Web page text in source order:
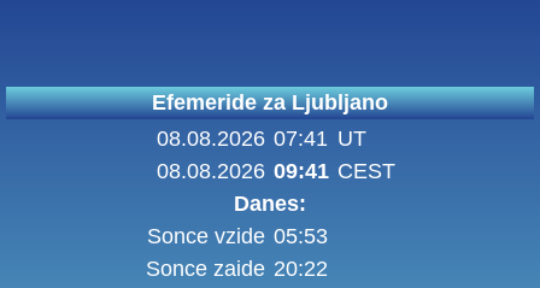
Efemeride za Ljubljano
08.08.2026 07:41 UT
08.08.2026 09:41 CEST
Danes:
Sonce vzide 05:53
Sonce zaide 20:22